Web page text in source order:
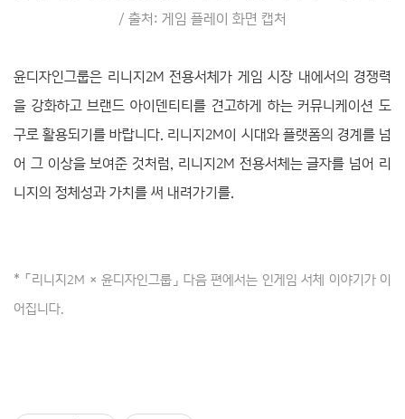
/ 출처: 게임 플레이 화면 캡처
윤디자인그룹은 리니지2M 전용서체가 게임 시장 내에서의 경쟁력
을 강화하고 브랜드 아이덴티티를 견고하게 하는 커뮤니케이션 도
구로 활용되기를 바랍니다. 리니지2M이 시대와 플랫폼의 경계를 넘
어 그 이상을 보여준 것처럼, 리니지2M 전용서체는 글자를 넘어 리
니지의 정체성과 가치를 써 내려가기를.
* 「리니지2M × 윤디자인그룹 」 다음 편에서는 인게임 서체 이야기가 이
어집니다.